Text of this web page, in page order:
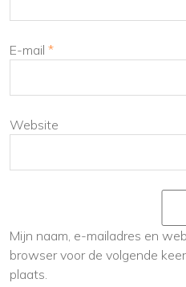
E-mail *
Website
Mijn naam, e-mailadres en
browser voor de volgende
plaats.